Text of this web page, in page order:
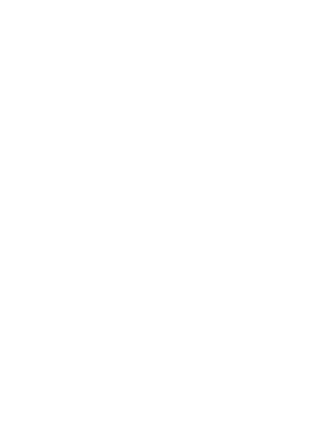
세까지의 어린이는 반드시 보호자 동반하에 이